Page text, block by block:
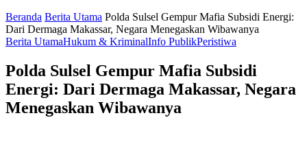
Beranda Berita Utama Polda Sulsel Gempur Mafia Subsidi Energi:
Dari Dermaga Makassar, Negara Menegaskan Wibawanya
Berita UtamaHukum & KriminalInfo PublikPeristiwa
Polda Sulsel Gempur Mafia Subsidi
Energi: Dari Dermaga Makassar, Negara
Menegaskan Wibawanya